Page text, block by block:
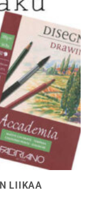
LIIKAA